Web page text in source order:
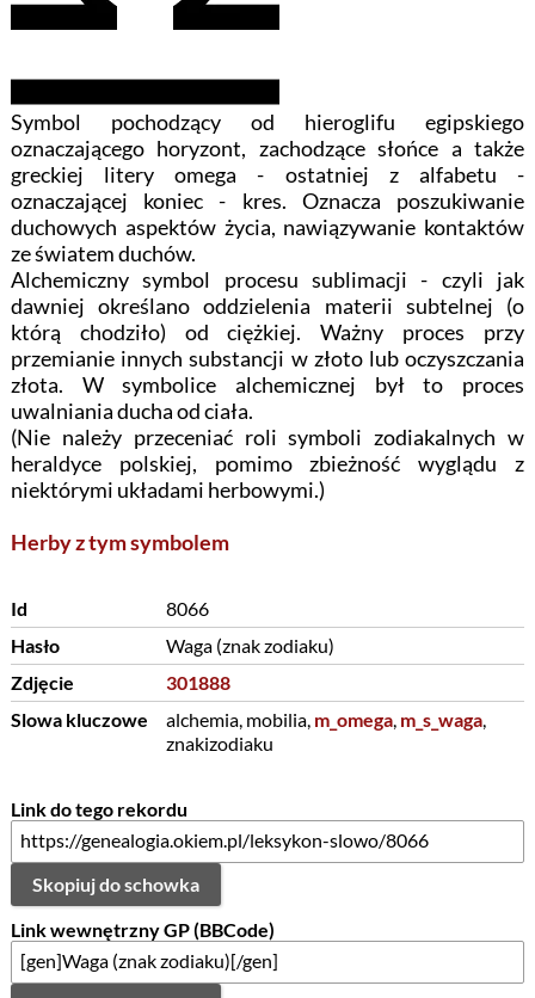
Symbol pochodzący od hieroglifu egipskiego
oznaczającego horyzont, zachodzące słońce a także
greckiej litery omega - ostatniej z alfabetu -
oznaczającej koniec - kres. Oznacza poszukiwanie
duchowych aspektów życia, nawiązywanie kontaktów
ze światem duchów.
Alchemiczny symbol procesu sublimacji - czyli jak
dawniej określano oddzielenia materii subtelnej (o
którą chodziło) od ciężkiej. Ważny proces przy
przemianie innych substancji w złoto lub oczyszczania
złota. W symbolice alchemicznej był to proces
uwalniania ducha od ciała.
(Nie należy przeceniać roli symboli zodiakalnych w
heraldyce polskiej, pomimo zbieżność wyglądu z
niektórymi układami herbowymi.)
Herby z tym symbolem
Id
8066
Hasło
Waga (znak zodiaku)
Zdjęcie
301888
Slowa kluczowe
alchemia, mobilia, m_omega, m_s_waga,
znakizodiaku
Link do tego rekordu
Skopiuj do schowka
Link wewnętrzny GP (BBCode)